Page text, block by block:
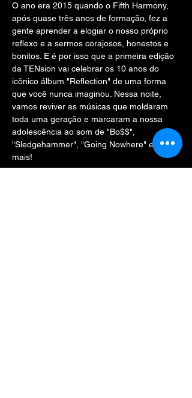
O ano era 2015 quando o Fifth Harmony,
após quase três anos de formação, fez a
gente aprender a elogiar o nosso próprio
reflexo e a sermos corajosos, honestos e
bonitos. E é por isso que a primeira edição
da TENsion vai celebrar os 10 anos do
icônico álbum "Reflection" de uma forma
que você nunca imaginou. Nessa noite,
vamos reviver as músicas que moldaram
toda uma geração e marcaram a nossa
adolescência ao som de "Bo$$",
"Sledgehammer", "Going Nowhere" e muito
mais!